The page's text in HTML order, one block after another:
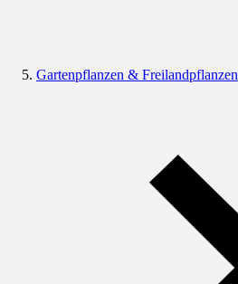
Gartenpflanzen & Freilandpflanzen